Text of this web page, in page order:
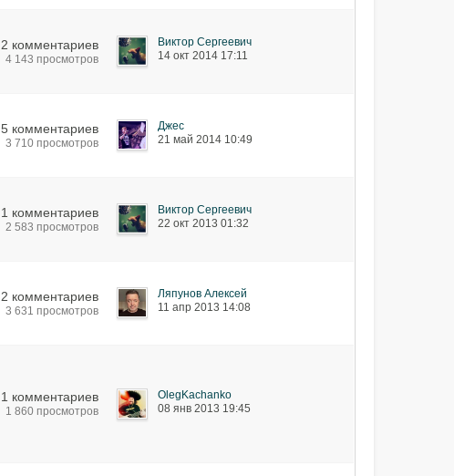
2 комментариев
4 143 просмотров
Виктор Сергеевич
14 окт 2014 17:11
5 комментариев
3 710 просмотров
Джес
21 май 2014 10:49
1 комментариев
2 583 просмотров
Виктор Сергеевич
22 окт 2013 01:32
2 комментариев
3 631 просмотров
Ляпунов Алексей
11 апр 2013 14:08
1 комментариев
1 860 просмотров
OlegKachanko
08 янв 2013 19:45